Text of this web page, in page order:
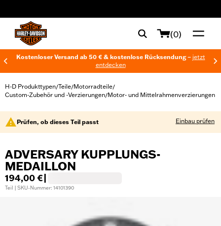
(0)
Kostenloser Versand ab 50 € & kostenlose Rücksendung – jetzt
entdecken
H-D Produkttypen/Teile/Motorradteile/
Custom-Zubehör und -Verzierungen/Motor- und Mittelrahmenverzierungen
Prüfen, ob dieses Teil passt Einbau prüfen
ADVERSARY KUPPLUNGS-
MEDAILLON
194,00 €
Teil | SKU-Nummer: 14101390